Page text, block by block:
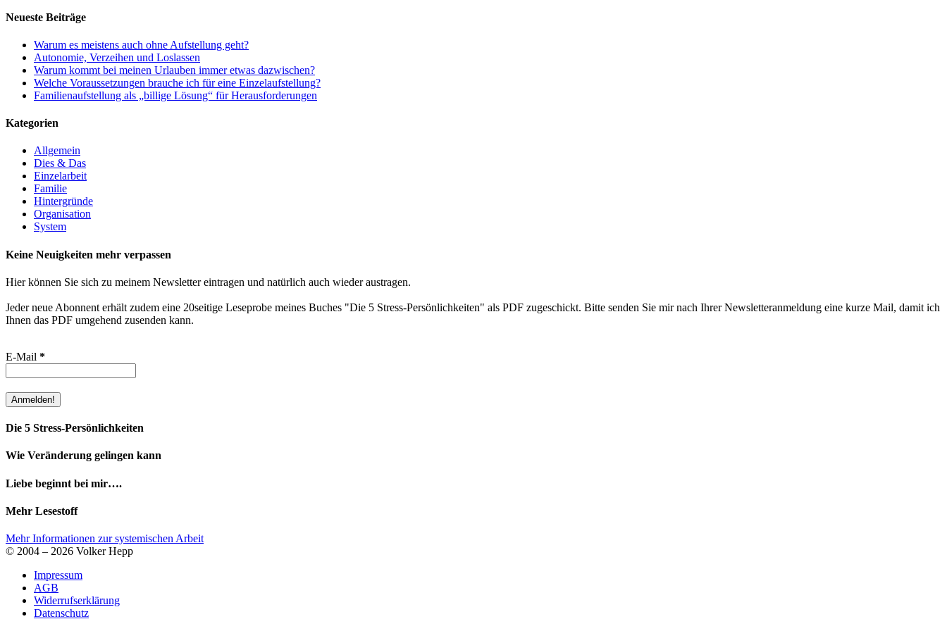
Neueste Beiträge
Warum es meistens auch ohne Aufstellung geht?
Autonomie, Verzeihen und Loslassen
Warum kommt bei meinen Urlauben immer etwas dazwischen?
Welche Voraussetzungen brauche ich für eine Einzelaufstellung?
Familienaufstellung als „billige Lösung“ für Herausforderungen
Kategorien
Allgemein
Dies & Das
Einzelarbeit
Familie
Hintergründe
Organisation
System
Keine Neuigkeiten mehr verpassen
Hier können Sie sich zu meinem Newsletter eintragen und natürlich auch wieder austragen.
Jeder neue Abonnent erhält zudem eine 20seitige Leseprobe meines Buches "Die 5 Stress-Persönlichkeiten" als PDF zugeschickt. Bitte senden Sie mir nach Ihrer Newsletteranmeldung eine kurze Mail, damit ich
Ihnen das PDF umgehend zusenden kann.
E-Mail *
Die 5 Stress-Persönlichkeiten
Wie Veränderung gelingen kann
Liebe beginnt bei mir….
Mehr Lesestoff
Mehr Informationen zur systemischen Arbeit
© 2004 – 2026 Volker Hepp
Impressum
AGB
Widerrufserklärung
Datenschutz